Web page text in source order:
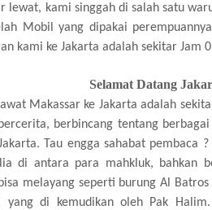
lewat, kami singgah di salah satu
Mobil yang dipakai
kami ke Jakarta adalah sekitar Jam
Selamat Datang
Makassar ke Jakarta adalah
berbincang tentang
Tau engga sahabat pembaca
di antara para mahkluk, bahkan
melayang seperti burung Al
di kemudikan oleh Pak